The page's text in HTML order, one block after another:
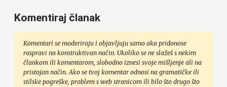
Komentiraj članak
Komentari se moderiraju i objavljuju samo ako pridonose
raspravi na konstruktivan način. Ukoliko se ne slažeš s nekim
člankom ili komentarom, slobodno iznesi svoje mišljenje ali na
pristojan način. Ako se tvoj komentar odnosi na gramatičke ili
stilske pogreške, problem s web stranicom ili bilo što drugo što